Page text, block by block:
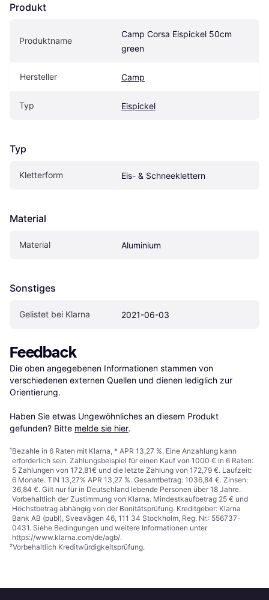
Produkt
Produktname
Camp Corsa Eispickel 50cm
green
Hersteller Camp
Typ Eispickel
Typ
Kletterform Eis- & Schneeklettern
Material
Material Aluminium
Sonstiges
Gelistet bei Klarna 2021-06-03
Feedback
Die oben angegebenen Informationen stammen von
verschiedenen externen Quellen und dienen lediglich zur
Orientierung.
Haben Sie etwas Ungewöhnliches an diesem Produkt
gefunden? Bitte melde sie hier.
¹Bezahle in 6 Raten mit Klarna, * APR 13,27 %. Eine Anzahlung kann
erforderlich sein. Zahlungsbeispiel für einen Kauf von 1000 € in 6 Raten:
5 Zahlungen von 172,81€ und die letzte Zahlung von 172,79 €. Laufzeit:
6 Monate. TIN 13,27% APR 13,27 %. Gesamtbetrag: 1036,84 €. Zinsen:
36,84 €. Gilt nur für in Deutschland lebende Personen über 18 Jahre.
Vorbehaltlich der Zustimmung von Klarna. Mindestkaufbetrag 25 € und
Höchstbetrag abhängig von der Bonitätsprüfung. Kreditgeber: Klarna
Bank AB (publ), Sveavägen 46, 111 34 Stockholm, Reg. Nr.: 556737-
0431. Siehe Bedingungen und weitere Informationen unter
https://www.klarna.com/de/agb/.
²Vorbehaltlich Kreditwürdigkeitsprüfung.